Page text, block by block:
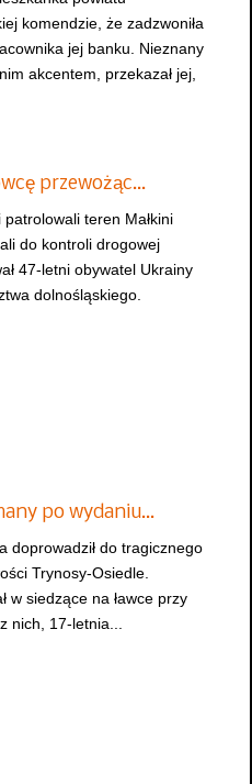
komendzie, że zadzwoniła
jej banku. Nieznany
akcentem, przekazał jej,
przewożąc…
teren Małkini
do kontroli drogowej
47-letni obywatel Ukrainy
dolnośląskiego.
po wydaniu…
doprowadził do tragicznego
Trynosy-Osiedle.
w siedzące na ławce przy
nich, 17-letnia...